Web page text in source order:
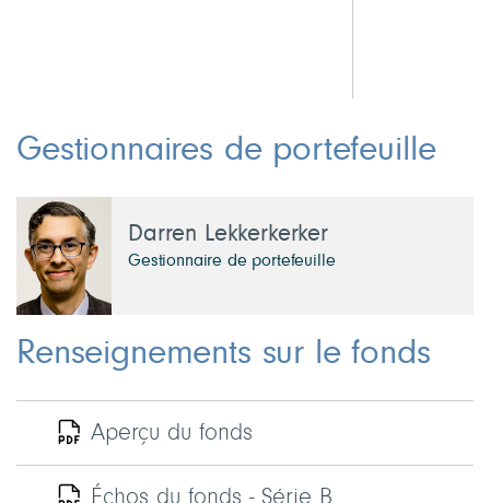
Gestionnaires de portefeuille
Darren Lekkerkerker
Gestionnaire de portefeuille
Renseignements sur le fonds
Aperçu du fonds
Échos du fonds - Série B